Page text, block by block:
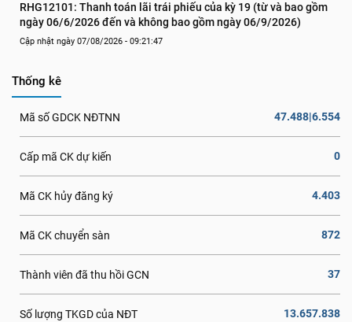
RHG12101: Thanh toán lãi trái phiếu của kỳ 19 (từ và bao gồm
ngày 06/6/2026 đến và không bao gồm ngày 06/9/2026)
Cập nhật ngày 07/08/2026 - 09:21:47
Thống kê
Mã số GDCK NĐTNN 47.488|6.554
Cấp mã CK dự kiến 0
Mã CK hủy đăng ký 4.403
Mã CK chuyển sàn 872
Thành viên đã thu hồi GCN 37
Số lượng TKGD của NĐT 13.657.838